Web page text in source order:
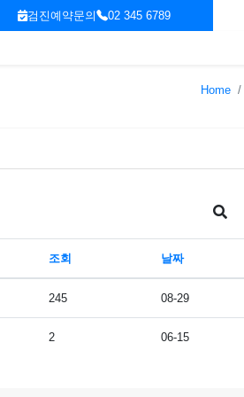
검진예약문의 02 345 6789
Home
조회 날짜
245 08-29
2 06-15